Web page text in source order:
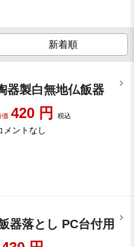
新着順
器製白無地仏飯器
価 420 円税込
メントなし
器落とし PC台付用